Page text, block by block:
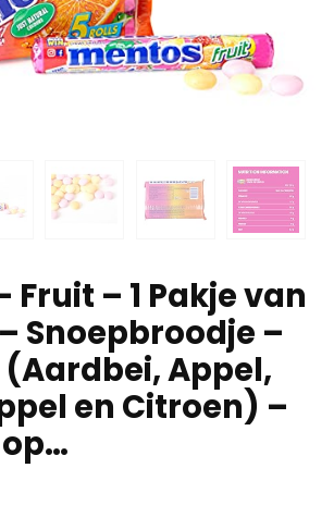
Fruit – 1 Pakje van
Snoepbroodje –
Appel,
en Citroen) –